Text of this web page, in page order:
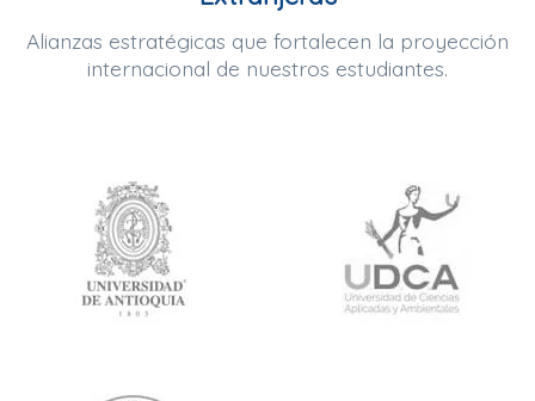
Alianzas estratégicas que fortalecen la proyección
internacional de nuestros estudiantes.